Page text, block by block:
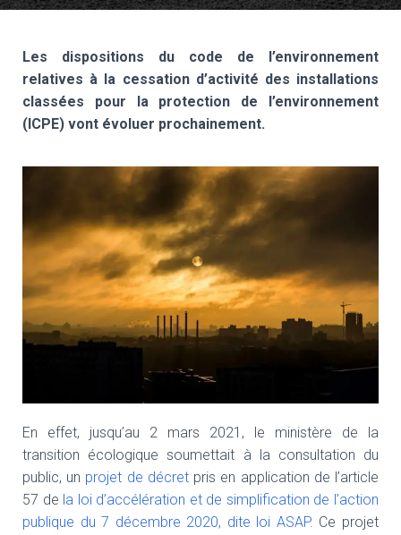
A
O
N
Les dispositions du code de l’environnement
relatives à la cessation d’activité des installations
classées pour la protection de l’environnement
(ICPE) vont évoluer prochainement.
En effet, jusqu’au 2 mars 2021, le ministère de la
transition écologique soumettait à la consultation du
public, un projet de décretpris en application de l’article
57 de la loi d’accélération et de simplification de l’action
publique du 7 décembre 2020, dite loi ASAP. Ce projet